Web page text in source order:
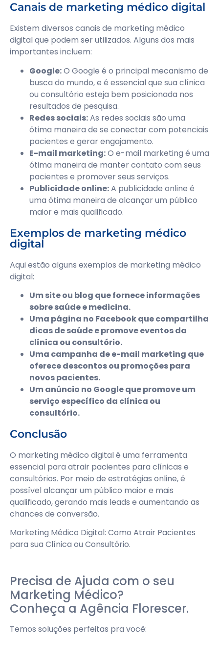
Canais de marketing médico digital
Existem diversos canais de marketing médico
digital que podem ser utilizados. Alguns dos mais
importantes incluem:
Google:O Google é o principal mecanismo de
busca do mundo, e é essencial que sua clínica
ou consultório esteja bem posicionada nos
resultados de pesquisa.
Redes sociais:As redes sociais são uma
ótima maneira de se conectar com potenciais
pacientes e gerar engajamento.
E-mail marketing:O e-mail marketing é uma
ótima maneira de manter contato com seus
pacientes e promover seus serviços.
Publicidade online:A publicidade online é
uma ótima maneira de alcançar um público
maior e mais qualificado.
Exemplos de marketing médico
digital
Aqui estão alguns exemplos de marketing médico
digital:
Um site ou blog que fornece informações
sobre saúde e medicina.
Uma página no Facebook que compartilha
dicas de saúde e promove eventos da
clínica ou consultório.
Uma campanha de e-mail marketing que
oferece descontos ou promoções para
novos pacientes.
Um anúncio no Google que promove um
serviço específico da clínica ou
consultório.
Conclusão
O marketing médico digital é uma ferramenta
essencial para atrair pacientes para clínicas e
consultórios. Por meio de estratégias online, é
possível alcançar um público maior e mais
qualificado, gerando mais leads e aumentando as
chances de conversão.
Marketing Médico Digital: Como Atrair Pacientes
para sua Clínica ou Consultório.
Precisa de Ajuda com o seu
Marketing Médico?
Conheça a Agência Florescer.
Temos soluções perfeitas pra você: